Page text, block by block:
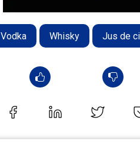
Vodka Whisky Jus de